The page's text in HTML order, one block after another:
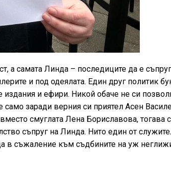
а самата Линда – последиците да е
и под одеялата. Един друг политик
издания и ефири. Никой обаче не си
заради верния си приятел Асен
смуглата Лена Бориславова, тогава
съпруг на Линда. Нито един от
в съжаление към съдбините на уж